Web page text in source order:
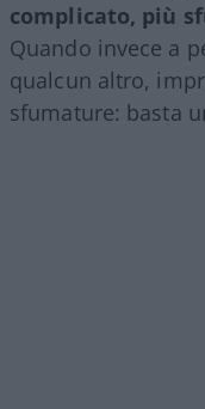
complicato, più
Quando invece a
qualcun altro,
sfumature: basta